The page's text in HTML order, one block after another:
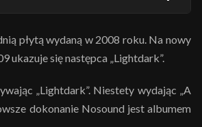
płytą wydaną w 2008 roku. Na nowy
ukazuje się następca „Lightdark”.
„Lightdark”. Niestety wydając „A
dokonanie Nosound jest albumem